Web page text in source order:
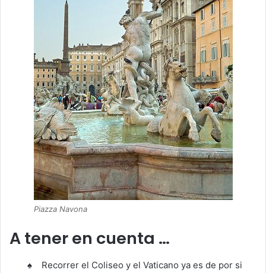
Piazza Navona
A tener en cuenta …
♠ Recorrer el Coliseo y el Vaticano ya es de por si